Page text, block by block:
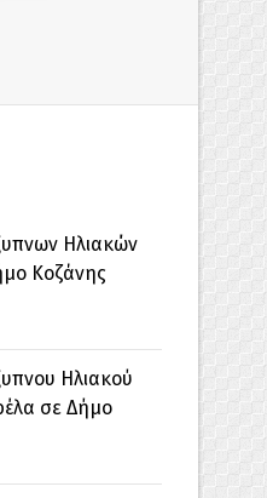
Ηλιακών
Κοζάνης
Ηλιακού
σε Δήμο